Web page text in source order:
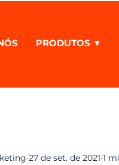
PRODUTOS ▼
27 de set. de 2021 1